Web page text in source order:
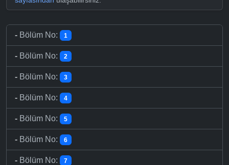
- Bölüm No: 1
- Bölüm No: 2
- Bölüm No: 3
- Bölüm No: 4
- Bölüm No: 5
- Bölüm No: 6
- Bölüm No: 7